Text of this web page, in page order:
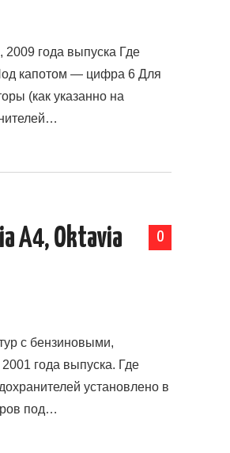
года выпуска Где
капотом — цифра 6 Для
(как указанно на
0
A4, Oktavia
с бензиновыми,
года выпуска. Где
установлено в
под…